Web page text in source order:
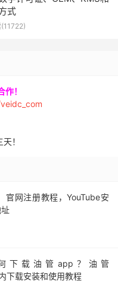
式
！
！
官网注册教程，YouTube安
下载油管app？油管
下载安装和使用教程